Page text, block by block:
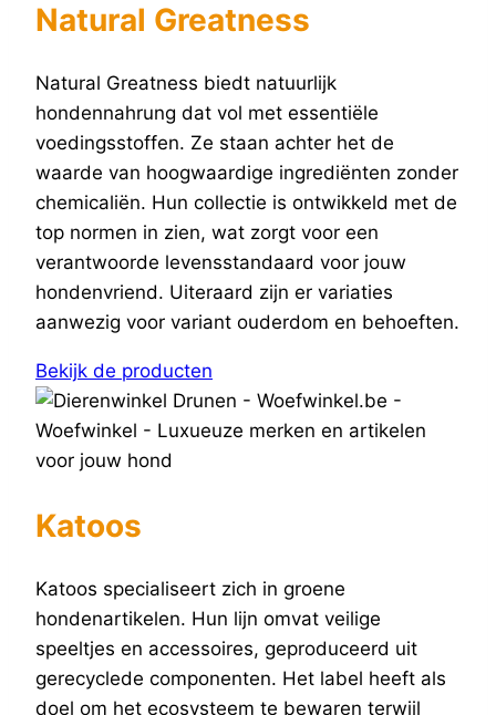
Natural Greatness
Natural Greatness biedt natuurlijk
hondennahrung dat vol met essentiële
voedingsstoffen. Ze staan achter het de
waarde van hoogwaardige ingrediënten zonder
chemicaliën. Hun collectie is ontwikkeld met de
top normen in zien, wat zorgt voor een
verantwoorde levensstandaard voor jouw
hondenvriend. Uiteraard zijn er variaties
aanwezig voor variant ouderdom en behoeften.
Bekijk de producten
Katoos
Katoos specialiseert zich in groene
hondenartikelen. Hun lijn omvat veilige
speeltjes en accessoires, geproduceerd uit
gerecyclede componenten. Het label heeft als
doel om het ecosysteem te bewaren terwijl